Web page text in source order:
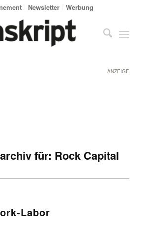
Newsletter Werbung
ANZEIGE
für: Rock Capital
Labor